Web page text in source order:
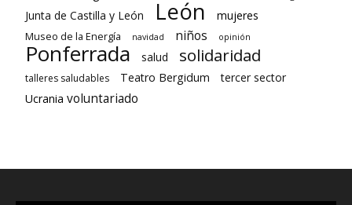
Junta de Castilla y León León mujeres
Museo de la Energía navidad niños opinión
Ponferrada salud solidaridad
talleres saludables Teatro Bergidum
tercer sector
Ucrania voluntariado